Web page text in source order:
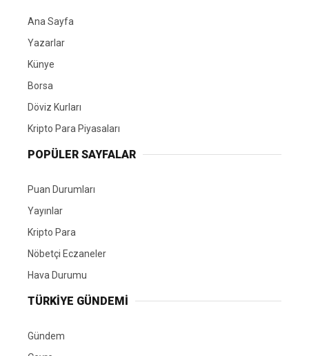
Ana Sayfa
Yazarlar
Künye
Borsa
Döviz Kurları
Kripto Para Piyasaları
POPÜLER SAYFALAR
Puan Durumları
Yayınlar
Kripto Para
Nöbetçi Eczaneler
Hava Durumu
TÜRKIYE GÜNDEMI
Gündem